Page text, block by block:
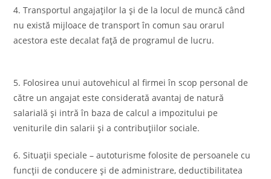
4. Transportul angajaţilor la şi de la locul de muncă când
nu există mijloace de transport în comun sau orarul
acestora este decalat faţă de programul de lucru.
5. Folosirea unui autovehicul al firmei în scop personal de
către un angajat este considerată avantaj de natură
salarială şi intră în baza de calcul a impozitului pe
veniturile din salarii şi a contribuţiilor sociale.
6. Situaţii speciale – autoturisme folosite de persoanele cu
funcţii de conducere şi de administrare, deductibilitatea